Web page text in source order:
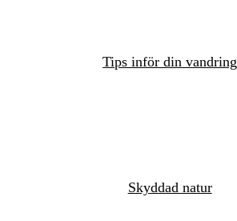
Tips inför din vandring
Skyddad natur